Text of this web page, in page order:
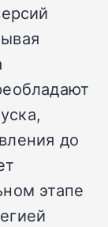
до
этапе